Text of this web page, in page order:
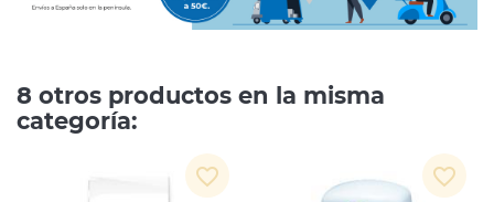
8 otros productos en la misma
categoría:
favorite_border favorite_border